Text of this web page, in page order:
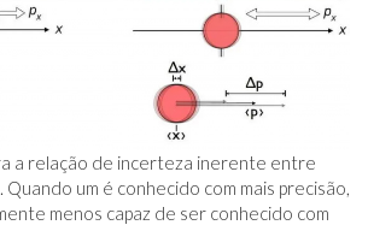
a relação de incerteza inerente entre
um é conhecido com mais precisão,
menos capaz de ser conhecido com